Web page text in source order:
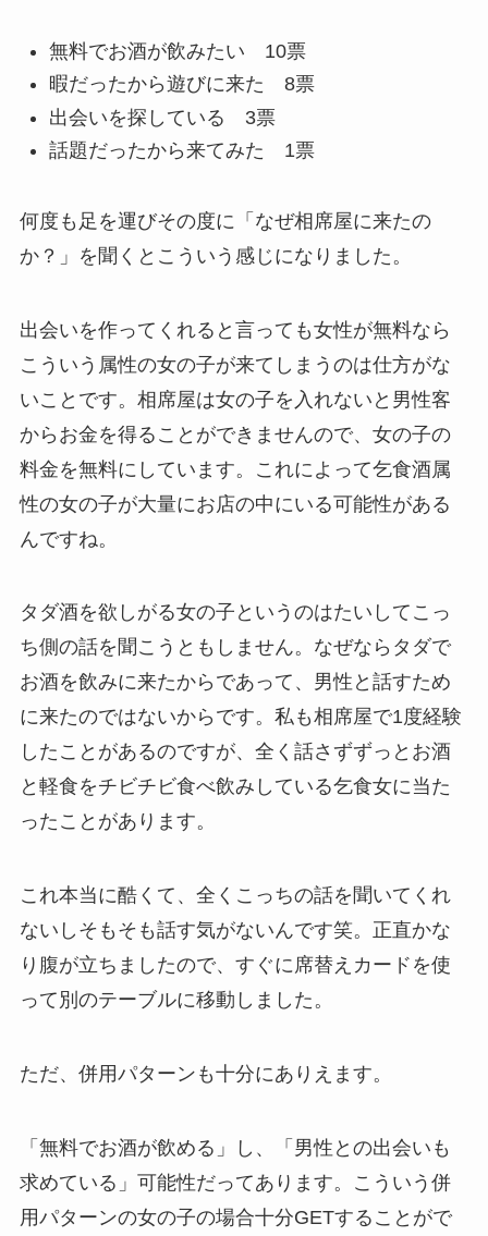
無料でお酒が飲みたい 10票
暇だったから遊びに来た 8票
出会いを探している 3票
話題だったから来てみた 1票
何度も足を運びその度に「なぜ相席屋に来たの
か？」を聞くとこういう感じになりました。
出会いを作ってくれると言っても女性が無料なら
こういう属性の女の子が来てしまうのは仕方がな
いことです。相席屋は女の子を入れないと男性客
からお金を得ることができませんので、女の子の
料金を無料にしています。これによって乞食酒属
性の女の子が大量にお店の中にいる可能性がある
んですね。
タダ酒を欲しがる女の子というのはたいしてこっ
ち側の話を聞こうともしません。なぜならタダで
お酒を飲みに来たからであって、男性と話すため
に来たのではないからです。私も相席屋で1度経験
したことがあるのですが、全く話さずずっとお酒
と軽食をチビチビ食べ飲みしている乞食女に当た
ったことがあります。
これ本当に酷くて、全くこっちの話を聞いてくれ
ないしそもそも話す気がないんです笑。正直かな
り腹が立ちましたので、すぐに席替えカードを使
って別のテーブルに移動しました。
ただ、併用パターンも十分にありえます。
「無料でお酒が飲める」し、「男性との出会いも
求めている」可能性だってあります。こういう併
用パターンの女の子の場合十分GETすることがで